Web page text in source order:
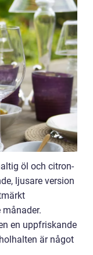
öl och citron-
ljusare version
en uppfriskande
är något